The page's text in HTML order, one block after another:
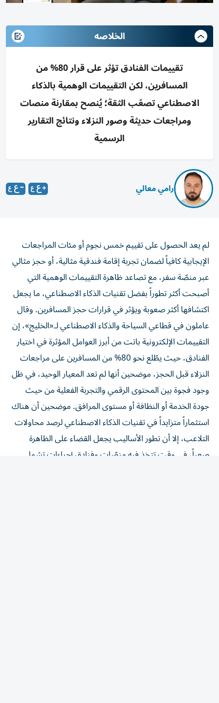
الخلاصه
تقييمات الفنادق تؤثر على قرار 80% من
المسافرين، لكن التقييمات الوهمية بالذكاء
الاصطناعي تصعّب الثقة؛ يُنصح بمقارنة منصات
ومراجعات حديثة وصور النزلاء ونتائج التقارير
الرسمية
رامي معالي
لم يعد الحصول على تقييم خمس نجوم أو مئات المراجعات
الإيجابية كافياً لضمان تجربة إقامة فندقية مثالية، أو حجز مثالي
عبر منصّة سفر، مع تصاعد ظاهرة التقييمات الوهمية التي
أصبحت أكثر تطوراً بفضل تقنيات الذكاء الاصطناعي، ما يجعل
اكتشافها أكثر صعوبة ويؤثر في قرارات حجز المسافرين. وقال
عاملون في قطاعي السياحة والذكاء الاصطناعي لـ«الخليج»، إن
التقييمات الإلكترونية باتت من أبرز العوامل المؤثرة في اختيار
الفنادق، حيث يطّلع نحو 80% من المسافرين على مراجعات
النزلاء قبل الحجز، موضحين أنها لم تعد المعيار الوحيد، في ظل
وجود فجوة بين المحتوى الرقمي والتجربة الفعلية من حيث
جودة الخدمة أو النظافة أو مستوى المرافق. موضحين أن هناك
استثماراً متزايداً في تقنيات الذكاء الاصطناعي لرصد محاولات
التلاعب، إلا أن تطور الأساليب يجعل القضاء على الظاهرة
صعباً، في وقت تتخذ فيه منصّات وفنادق إجراءات تشمل
حذف المراجعات المخالفة وإيقاف الحسابات.